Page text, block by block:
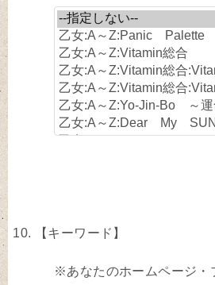
【キーワード】
※あなたのホームページ・